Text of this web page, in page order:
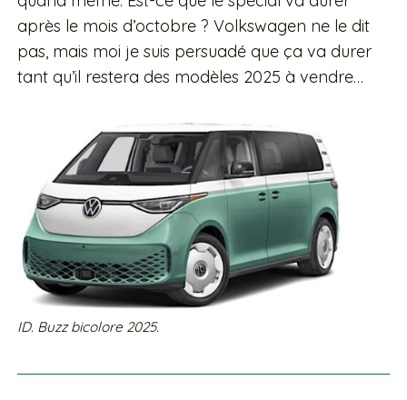
après le mois d’octobre ? Volkswagen ne le dit
pas, mais moi je suis persuadé que ça va durer
tant qu’il restera des modèles 2025 à vendre…
ID. Buzz bicolore 2025.